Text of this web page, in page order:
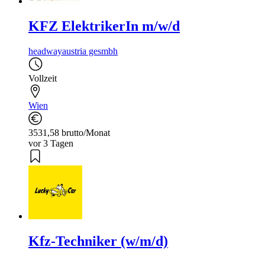
KFZ ElektrikerIn m/w/d
headwayaustria gesmbh
Vollzeit
Wien
3531,58 brutto/Monat
vor 3 Tagen
Kfz-Techniker (w/m/d)